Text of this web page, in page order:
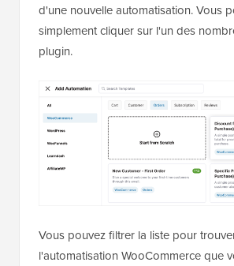
d'une nouvelle automatisation. Vous
simplement cliquer sur l'un des
plugin.
Vous pouvez filtrer la liste pour
l'automatisation WooCommerce que